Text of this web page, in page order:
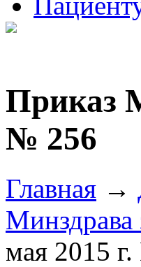
Приказ
№ 256
Главная →
Минздрава
мая 2015